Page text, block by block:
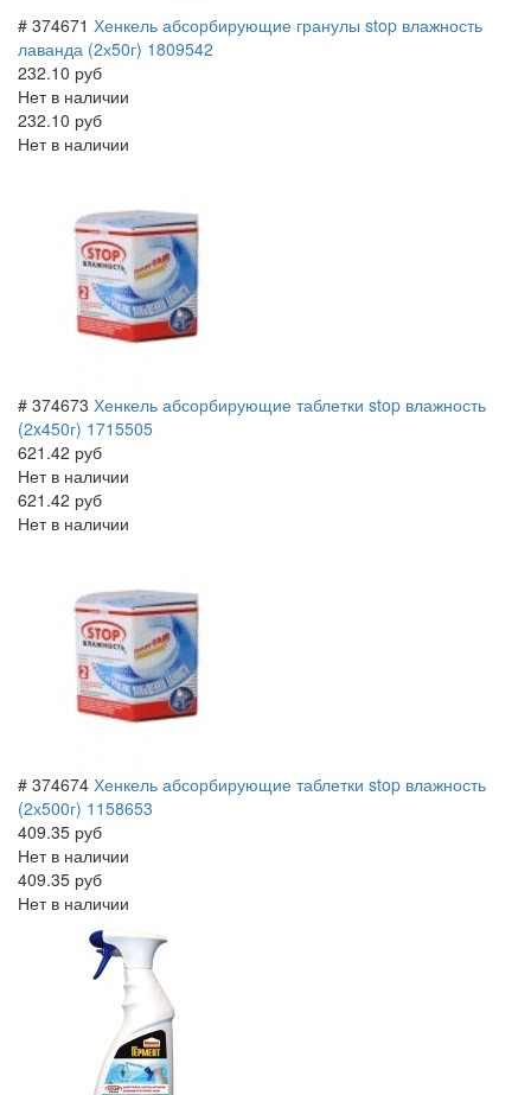
# 374671 Хенкель абсорбирующие гранулы stop влажность
лаванда (2х50г) 1809542
232.10 руб
Нет в наличии
232.10 руб
Нет в наличии
# 374673 Хенкель абсорбирующие таблетки stop влажность
(2x450г) 1715505
621.42 руб
Нет в наличии
621.42 руб
Нет в наличии
# 374674 Хенкель абсорбирующие таблетки stop влажность
(2х500г) 1158653
409.35 руб
Нет в наличии
409.35 руб
Нет в наличии